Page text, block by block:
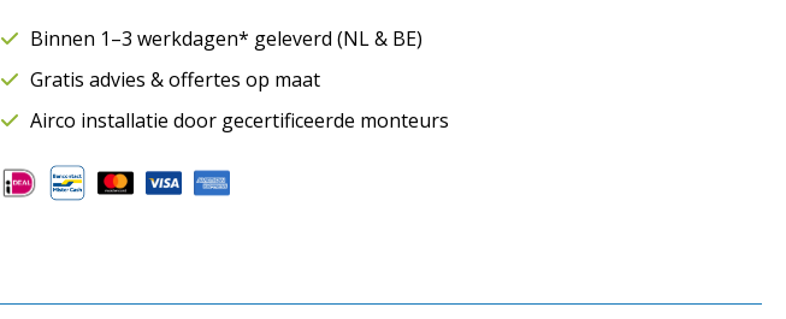
Ø250
|
875
|
250
Binnen 1–3 werkdagen* geleverd (NL & BE)
Gratis advies & offertes op maat
Airco installatie door gecertificeerde monteurs